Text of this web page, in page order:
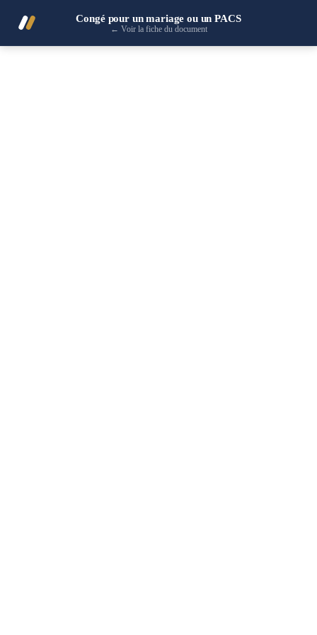
Congé pour un mariage ou un PACS
← Voir la fiche du document